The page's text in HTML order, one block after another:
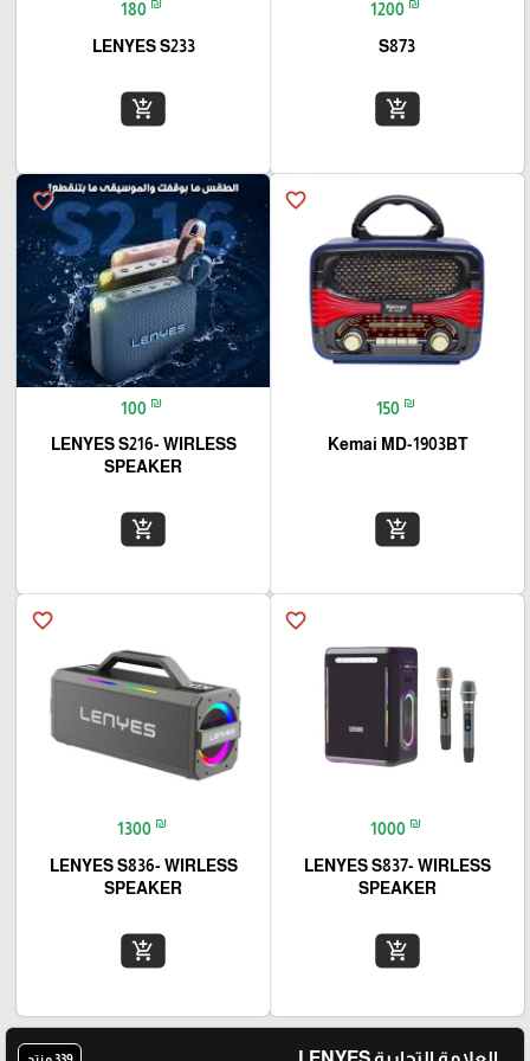
1200
S873
add_shopping_cart
180
LENYES S233
add_shopping_cart
favorite_border
150 ₪
Kemai MD-1903BT
add_shopping_cart
favorite_border
100 ₪
LENYES S216- WIRLESS
SPEAKER
add_shopping_cart
favorite_border
1000 ₪
LENYES S837- WIRLESS
SPEAKER
add_shopping_cart
favorite_border
1300 ₪
LENYES S836- WIRLESS
SPEAKER
add_shopping_cart